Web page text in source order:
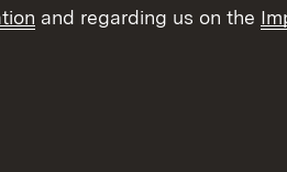
and regarding us on the